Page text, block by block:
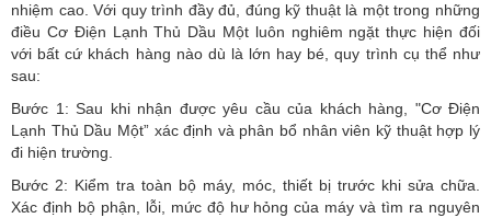
nhiệm cao. Với quy trình đầy đủ, đúng kỹ thuật là một trong những
điều Cơ Điện Lạnh Thủ Dầu Một luôn nghiêm ngặt thực hiện đối
với bất cứ khách hàng nào dù là lớn hay bé, quy trình cụ thể như
sau:
Bước 1: Sau khi nhận được yêu cầu của khách hàng, "Cơ Điện
Lạnh Thủ Dầu Một” xác định và phân bổ nhân viên kỹ thuật hợp lý
đi hiện trường.
Bước 2: Kiểm tra toàn bộ máy, móc, thiết bị trước khi sửa chữa.
Xác định bộ phận, lỗi, mức độ hư hỏng của máy và tìm ra nguyên